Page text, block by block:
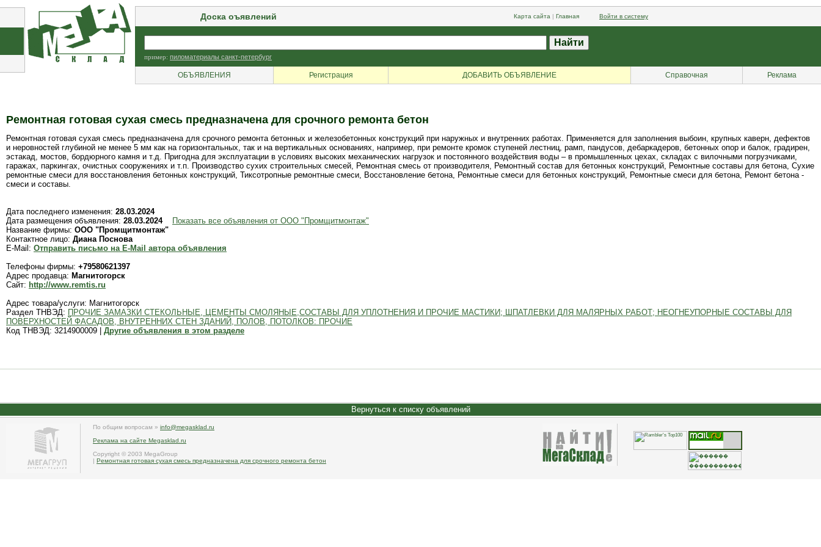
Доска оъявлений Карта сайта | Главная Войти в систему
пример: пиломатериалы санкт-петербург
ОБЪЯВЛЕНИЯ Регистрация ДОБАВИТЬ ОБЪЯВЛЕНИЕ Справочная Реклама
Ремонтная готовая сухая смесь предназначена для срочного ремонта бетон
Ремонтная готовая сухая смесь предназначена для срочного ремонта бетонных и железобетонных конструкций при наружных и внутренних работах. Применяется для заполнения выбоин, крупных каверн, дефектов
и неровностей глубиной не менее 5 мм как на горизонтальных, так и на вертикальных основаниях, например, при ремонте кромок ступеней лестниц, рамп, пандусов, дебаркадеров, бетонных опор и балок, градирен,
эстакад, мостов, бордюрного камня и т.д. Пригодна для эксплуатации в условиях высоких механических нагрузок и постоянного воздействия воды – в промышленных цехах, складах с вилочными погрузчиками,
гаражах, паркингах, очистных сооружениях и т.п. Производство сухих строительных смесей, Ремонтная смесь от производителя, Ремонтный состав для бетонных конструкций, Ремонтные составы для бетона, Сухие
ремонтные смеси для восстановления бетонных конструкций, Тиксотропные ремонтные смеси, Восстановление бетона, Ремонтные смеси для бетонных конструкций, Ремонтные смеси для бетона, Ремонт бетона -
смеси и составы.
Дата последнего изменения: 28.03.2024
Дата размещения объявления: 28.03.2024
Показать все объявления от ООО "Промщитмонтаж"
Название фирмы: ООО "Промщитмонтаж"
Контактное лицо: Диана Поснова
E-Mail: Отправить письмо на E-Mail автора объявления
Телефоны фирмы: +79580621397
Адрес продавца: Магнитогорск
Сайт: http://www.remtis.ru
Адрес товара/услуги: Магнитогорск
Раздел ТНВЭД: ПРОЧИЕ ЗАМАЗКИ СТЕКОЛЬНЫЕ, ЦЕМЕНТЫ СМОЛЯНЫЕ,СОСТАВЫ ДЛЯ УПЛОТНЕНИЯ И ПРОЧИЕ МАСТИКИ; ШПАТЛЕВКИ ДЛЯ МАЛЯРНЫХ РАБОТ; НЕОГНЕУПОРНЫЕ СОСТАВЫ ДЛЯ
ПОВЕРХНОСТЕЙ ФАСАДОВ, ВНУТРЕННИХ СТЕН ЗДАНИЙ, ПОЛОВ, ПОТОЛКОВ: ПРОЧИЕ
Код ТНВЭД: 3214900009 | Другие объявления в этом разделе
Вернуться к списку объявлений
По общим вопросам » info@megasklad.ru
Реклама на сайте Megasklad.ru
Copyright © 2003 MegaGroup
| Ремонтная готовая сухая смесь предназначена для срочного ремонта бетон